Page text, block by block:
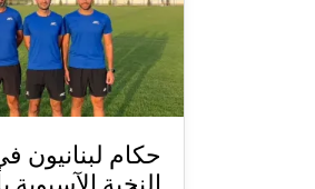
حكام لبنانيون